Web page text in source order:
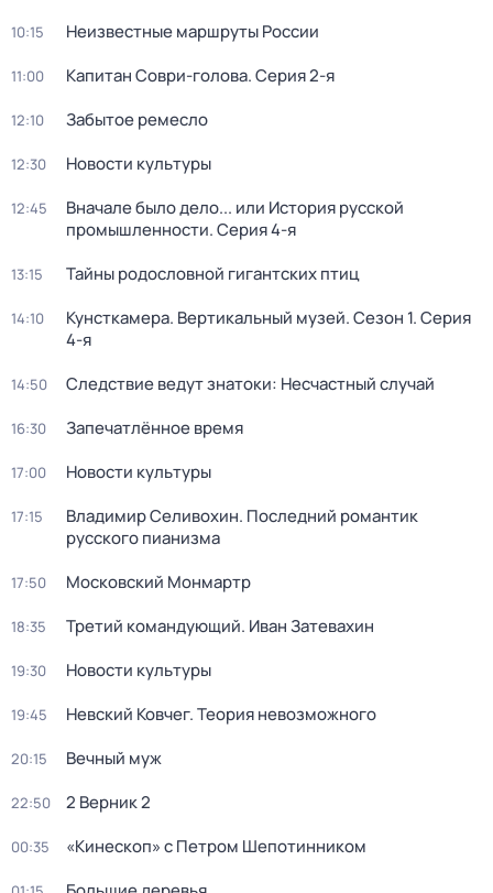
10:15 Неизвестные маршруты России
11:00 Капитан Соври-голова. Серия 2-я
12:10 Забытое ремесло
12:30 Новости культуры
12:45
Вначале было дело... или История русской
промышленности. Серия 4-я
13:15 Тайны родословной гигантских птиц
14:10 Кунсткамера. Вертикальный музей. Сезон 1. Серия
4-я
14:50 Следствие ведут знатоки: Несчастный случай
16:30 Запечатлённое время
17:00 Новости культуры
17:15
Владимир Селивохин. Последний романтик
русского пианизма
17:50 Московский Монмартр
18:35 Третий командующий. Иван Затевахин
19:30 Новости культуры
19:45 Невский Ковчег. Теория невозможного
20:15 Вечный муж
22:50 2 Верник 2
00:35 «Кинескоп» с Петром Шепотинником